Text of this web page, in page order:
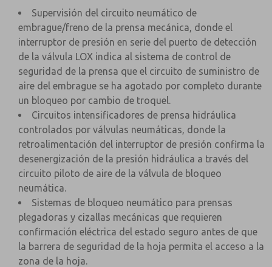
Supervisión del circuito neumático de
embrague/freno de la prensa mecánica, donde el
interruptor de presión en serie del puerto de detección
de la válvula LOX indica al sistema de control de
seguridad de la prensa que el circuito de suministro de
aire del embrague se ha agotado por completo durante
un bloqueo por cambio de troquel.
Circuitos intensificadores de prensa hidráulica
controlados por válvulas neumáticas, donde la
retroalimentación del interruptor de presión confirma la
desenergización de la presión hidráulica a través del
circuito piloto de aire de la válvula de bloqueo
neumática.
Sistemas de bloqueo neumático para prensas
plegadoras y cizallas mecánicas que requieren
confirmación eléctrica del estado seguro antes de que
la barrera de seguridad de la hoja permita el acceso a la
zona de la hoja.